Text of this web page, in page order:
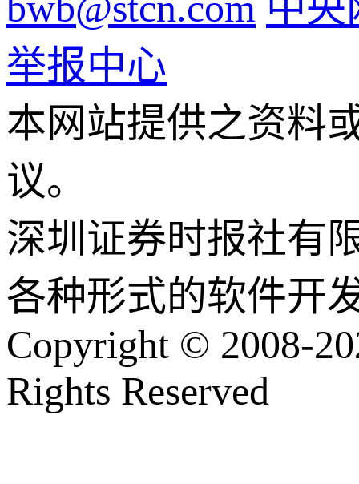
举报中心
本网站提供之资料
议。
深圳证券时报社有
各种形式的软件开
Copyright © 2008-
Rights Reserved